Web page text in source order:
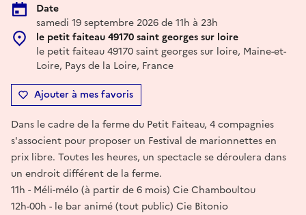
Date
samedi 19 septembre 2026 de 11h à 23h
le petit faiteau 49170 saint georges sur loire
le petit faiteau 49170 saint georges sur loire, Maine-et-
Loire, Pays de la Loire, France
Ajouter à mes favoris
Dans le cadre de la ferme du Petit Faiteau, 4 compagnies
s'associent pour proposer un Festival de marionnettes en
prix libre. Toutes les heures, un spectacle se déroulera dans
un endroit différent de la ferme.
11h - Méli-mélo (à partir de 6 mois) Cie Chamboultou
12h-00h - le bar animé (tout public) Cie Bitonio